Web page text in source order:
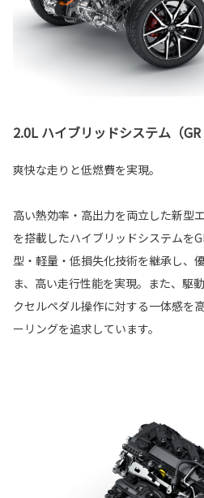
2.0L ハイブリッドシステム（GR
爽快な走りと低燃費を実現。
高い熱効率・高出力を両立した新型
を搭載したハイブリッドシステムを
型・軽量・低損失化技術を継承し、
ま、高い走行性能を実現。また、駆
クセルペダル操作に対する一体感を
ーリングを追求しています。